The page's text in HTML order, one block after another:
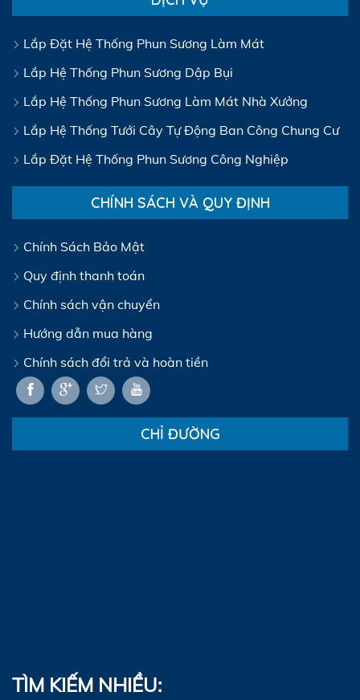
Lắp Đặt Hệ Thống Phun Sương Làm Mát
Lắp Hệ Thống Phun Sương Dập Bụi
Lắp Hệ Thống Phun Sương Làm Mát Nhà Xưởng
Lắp Hệ Thống Tưới Cây Tự Động Ban Công Chung Cư
Lắp Đặt Hệ Thống Phun Sương Công Nghiệp
CHÍNH SÁCH VÀ QUY ĐỊNH
Chính Sách Bảo Mật
Quy định thanh toán
Chính sách vận chuyển
Hướng dẫn mua hàng
Chính sách đổi trả và hoàn tiền
CHỈ ĐƯỜNG
TÌM KIẾM NHIỀU: